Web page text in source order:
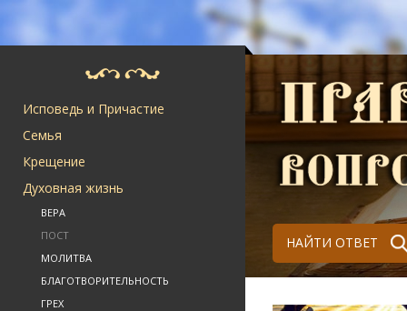
Исповедь и Причастие
Семья
Крещение
Духовная жизнь
ВЕРА
ПОСТ
МОЛИТВА
БЛАГОТВОРИТЕЛЬНОСТЬ
ГРЕХ
НАЙТИ ОТВЕТ